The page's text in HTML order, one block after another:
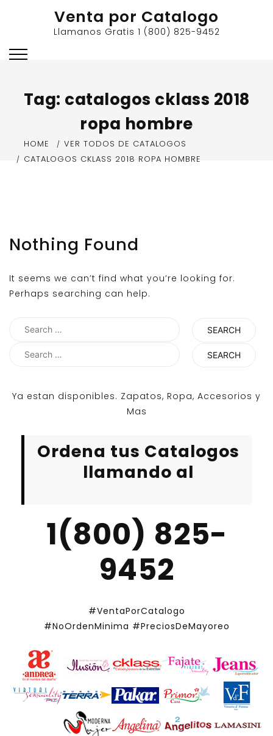
Venta por Catalogo
Llamanos Gratis 1 (800) 825-9452
Tag: catalogos cklass 2018
ropa hombre
HOME
VER TODOS DE CATALOGOS
CATALOGOS CKLASS 2018 ROPA HOMBRE
Nothing Found
It seems we can’t find what you’re looking for.
Perhaps searching can help.
Search
Search
Ya estan disponibles. Zapatos, Ropa, Accesorios y
Mas
Ordena tus Catalogos
llamando al
1(800) 825-
9452
#VentaPorCatalogo
#NoOrdenMinima #PreciosDeMayoreo